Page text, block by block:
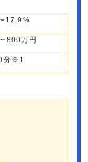
17.9%
800万円
分※1